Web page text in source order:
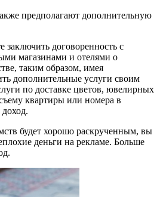
предполагают дополнительную
договоренность с
магазинами и отелями о
таким образом, имея
дополнительные услуги своим
по доставке цветов, ювелирных
квартиры или номера в
будет хорошо раскрученным, вы
деньги на рекламе. Больше